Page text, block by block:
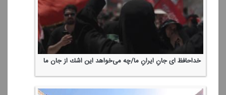
خداحافظ ای جانِ ایرانِ ما/چه می‌خواهد این اشك از جان ما